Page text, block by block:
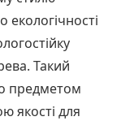
Такий
предметом
якості для